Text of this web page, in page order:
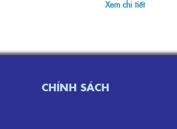
Xem chi tiết
CHÍNH SÁCH